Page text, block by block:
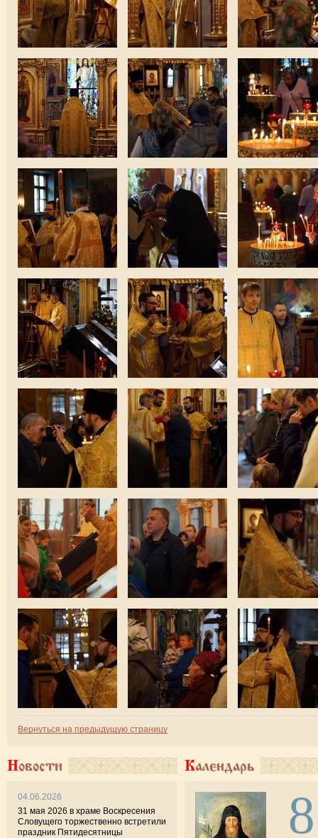
Вернуться на предыдущую страницу
Новости
04.06.2026
31 мая 2026 в храме Воскресения
Словущего торжественно встретили
праздник Пятидесятницы
Календарь
8